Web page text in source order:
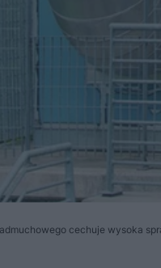
cechuje wysoka